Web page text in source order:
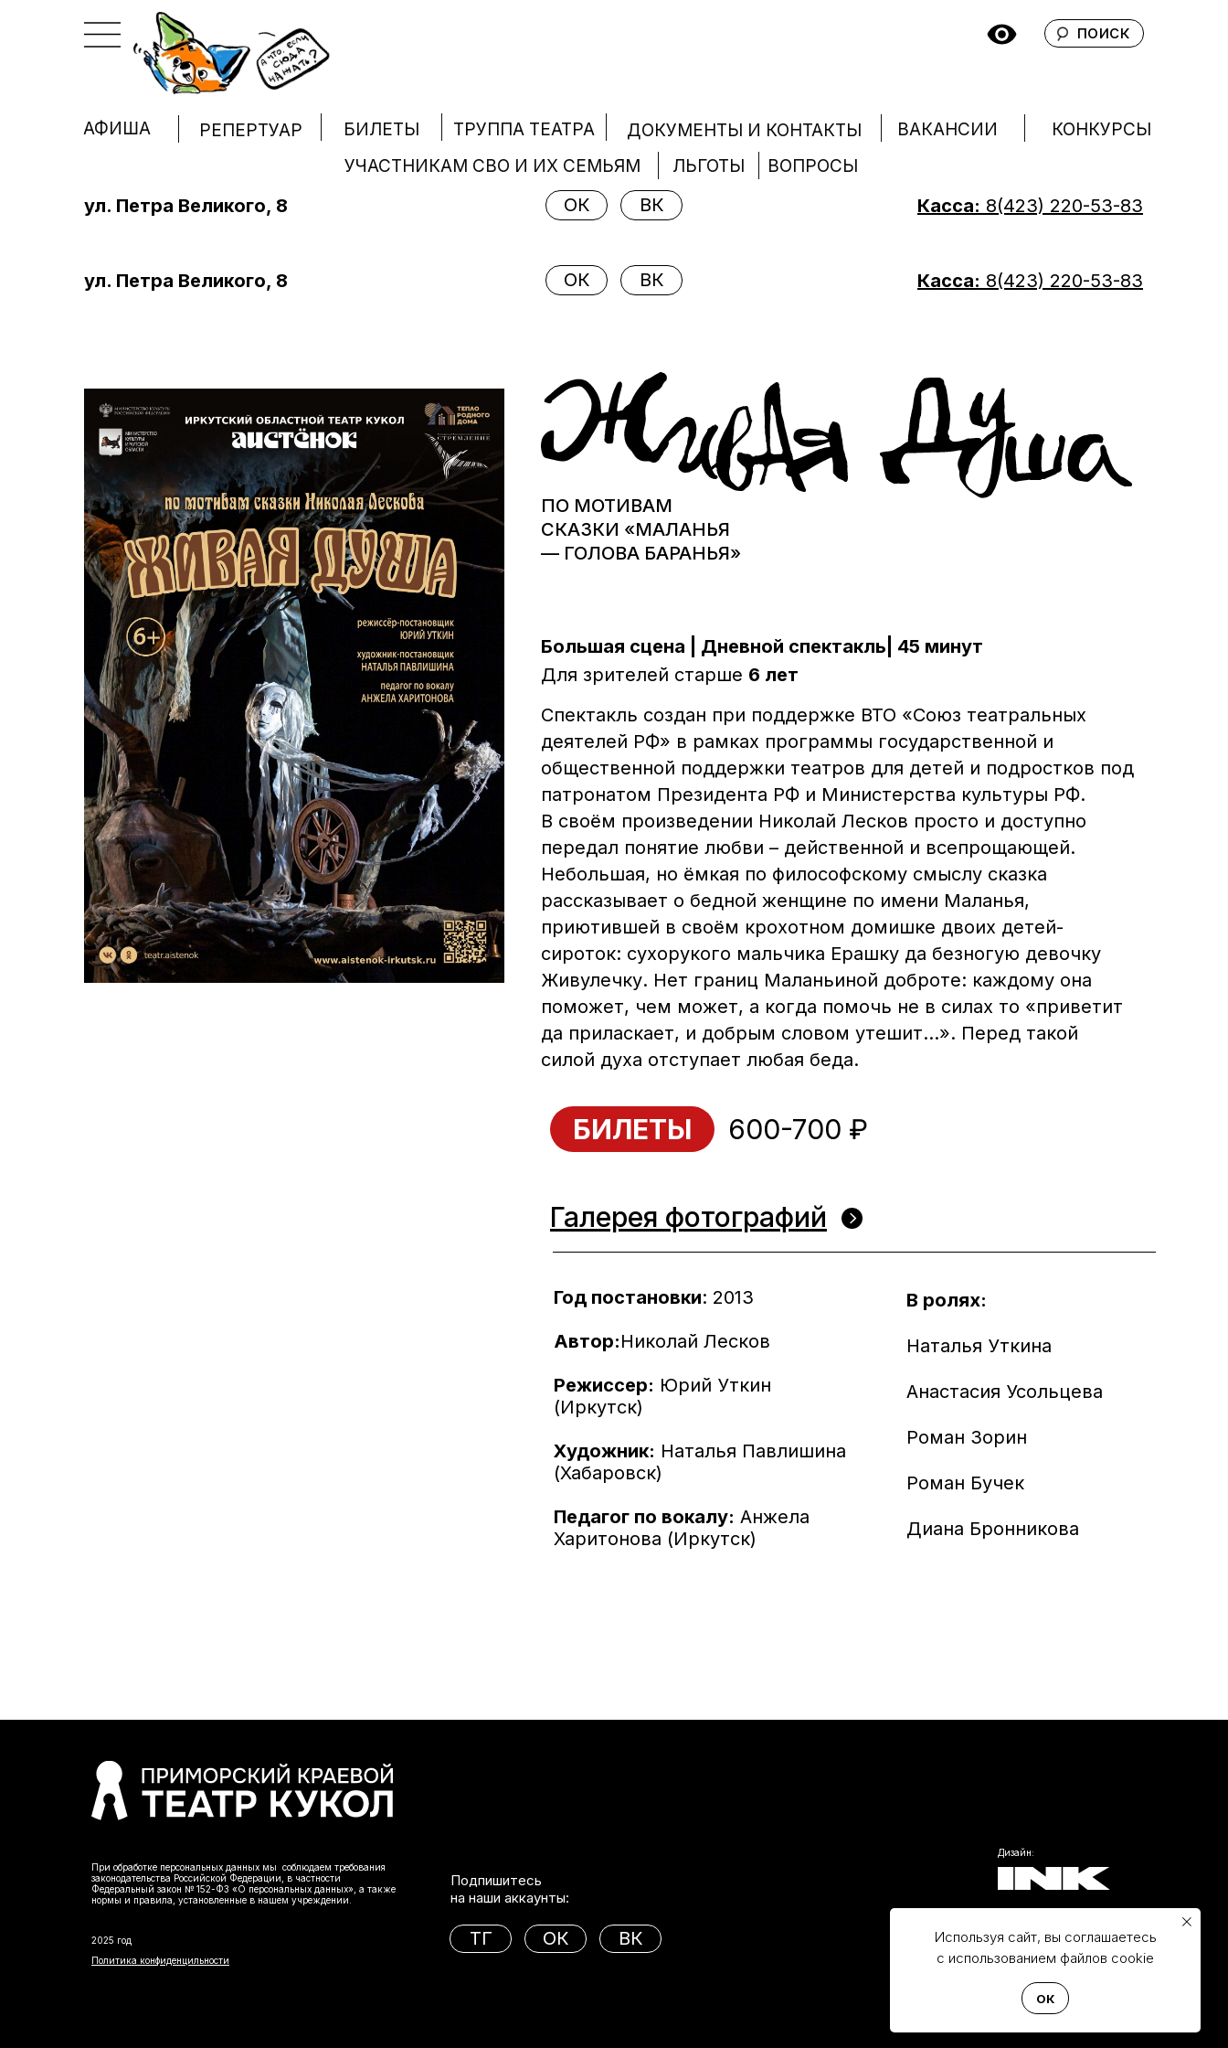
поиск
БИЛЕТЫ
РЕПЕРТУАР
АФИША
УЧАСТНИКАМ СВО И ИХ СЕМЬЯМ
ДОКУМЕНТЫ И КОНТАКТЫ
ул. Петра Великого, 8 Касса: 8(423) 220-53-83
ВАКАНСИИ
ВК
ОК
КОНКУРСЫ
ВОПРОСЫ
ТРУППА ТЕАТРА
ЛЬГОТЫ
ул. Петра Великого, 8 Касса: 8(423) 220-53-83
ВК
ОК
Используя сайт, вы соглашаетесь
с использованием файлов cookie
ОК
БИЛЕТЫ
Год постановки: 2013
Автор:Николай Лесков
Режиссер: Юрий Уткин
(Иркутск)
Художник: Наталья Павлишина
(Хабаровск)
Педагог по вокалу: Анжела
Харитонова (Иркутск)
В ролях:
Наталья Уткина
Анастасия Усольцева
Роман Зорин
Роман Бучек
Диана Бронникова
Спектакль создан при поддержке ВТО «Союз театральных
деятелей РФ» в рамках программы государственной и
общественной поддержки театров для детей и подростков под
патронатом Президента РФ и Министерства культуры РФ.
В своём произведении Николай Лесков просто и доступно
передал понятие любви – действенной и всепрощающей.
Небольшая, но ёмкая по философскому смыслу сказка
рассказывает о бедной женщине по имени Маланья,
приютившей в своём крохотном домишке двоих детей-
сироток: сухорукого мальчика Ерашку да безногую девочку
Живулечку. Нет границ Маланьиной доброте: каждому она
поможет, чем может, а когда помочь не в силах то «приветит
да приласкает, и добрым словом утешит…». Перед такой
силой духа отступает любая беда.
Галерея фотографий
ПО МОТИВАМ
СКАЗКИ «МАЛАНЬЯ
— ГОЛОВА БАРАНЬЯ»
Большая сцена | Дневной спектакль| 45 минут
Для зрителей старше 6 лет
600-700 ₽
При обработке персональных данных мы соблюдаем требования
законодательства Российской Федерации, в частности
Федеральный закон № 152-ФЗ «О персональных данных», а также
нормы и правила, установленные в нашем учреждении.
2025 год ТГ ВК
ОК
Дизайн:
Политика конфиденцильности
Подпишитесь
на наши аккаунты: